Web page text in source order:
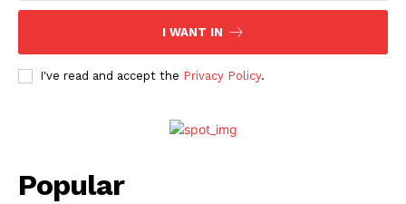
I WANT IN
I've read and accept the Privacy Policy.
Popular